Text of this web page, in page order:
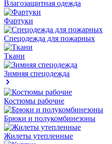
Влагозащитная одежда
Фартуки
Спецодежда для пожарных
Ткани
Зимняя спецодежда
Костюмы рабочие
Брюки и полукомбинезоны
Жилеты утепленные